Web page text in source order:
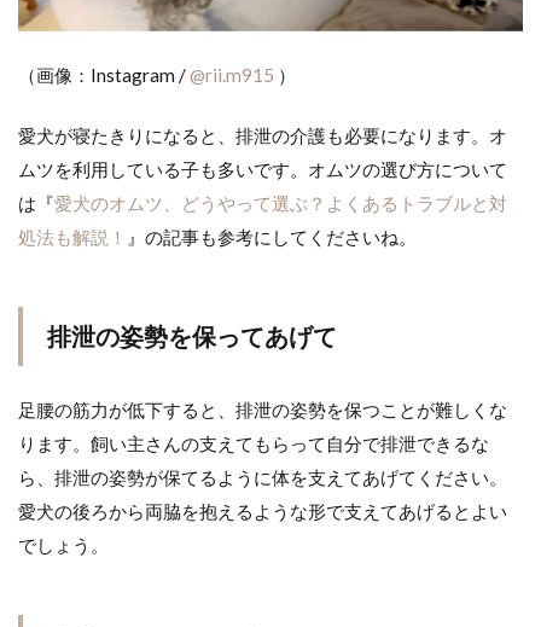
（画像：Instagram /@rii.m915 ）
愛犬が寝たきりになると、排泄の介護も必要になります。オ
ムツを利用している子も多いです。オムツの選び方について
は『愛犬のオムツ、どうやって選ぶ？よくあるトラブルと対
処法も解説！ 』の記事も参考にしてくださいね。
排泄の姿勢を保ってあげて
足腰の筋力が低下すると、排泄の姿勢を保つことが難しくな
ります。飼い主さんの支えてもらって自分で排泄できるな
ら、排泄の姿勢が保てるように体を支えてあげてください。
愛犬の後ろから両脇を抱えるような形で支えてあげるとよい
でしょう。